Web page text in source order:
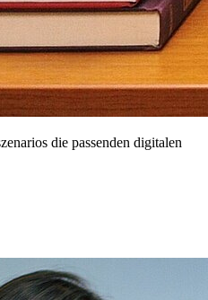
die passenden digitalen